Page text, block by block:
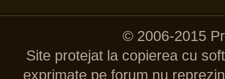
© 2006-2015
Site protejat la copierea cu
exprimate pe forum nu